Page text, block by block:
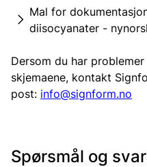
Mal for
diisocyanater -
Dersom du har
skjemaene, kontakt
post: info@signform.no
Spørsmål og